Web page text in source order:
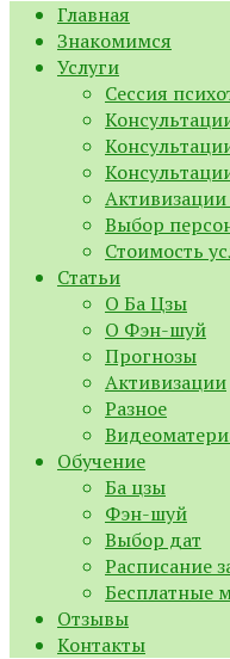
Главная
Знакомимся
Услуги
Сессия
Выбор
Стоимость
Статьи
О Ба Цзы
О Фэн-шуй
Прогнозы
Активизации
Разное
Обучение
Ба цзы
Фэн-шуй
Выбор дат
Расписание
Бесплатные
Отзывы
Контакты